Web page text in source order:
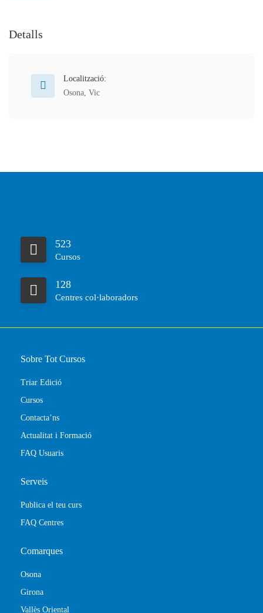
Detalls
Localització:
Osona, Vic
523
Cursos
128
Centres col·laboradors
Sobre Tot Cursos
Triar Edició
Cursos
Contacta’ns
Actualitat i Formació
FAQ Usuaris
Serveis
Publica el teu curs
FAQ Centres
Comarques
Osona
Girona
Vallès Oriental